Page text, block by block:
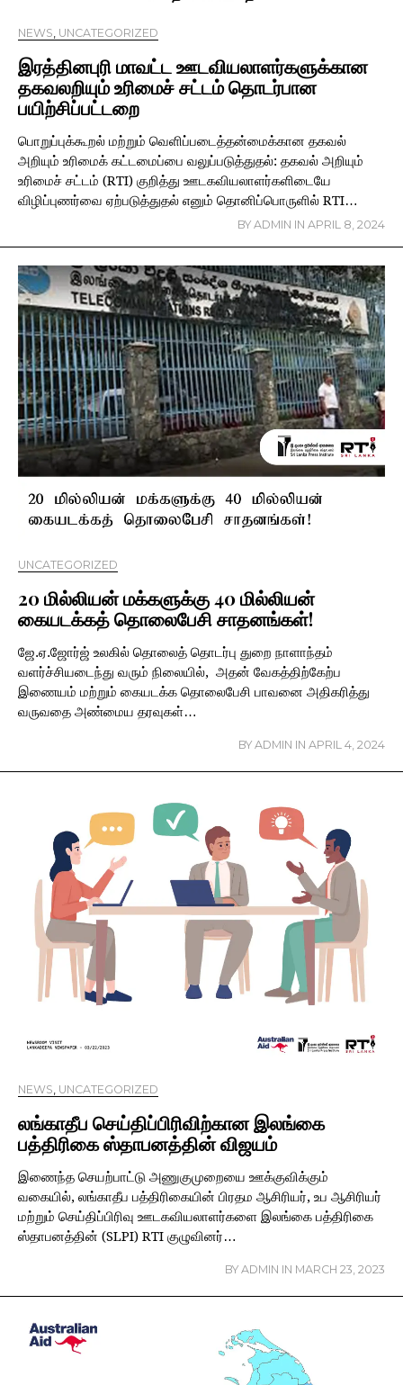
NEWS, UNCATEGORIZED
இரத்தினபுரி மாவட்ட ஊடவியலாளர்களுக்கான
தகவலறியும் உரிமைச் சட்டம் தொடர்பான
பயிற்சிப்பட்டறை
பொறுப்புக்கூறல் மற்றும் வெளிப்படைத்தன்மைக்கான தகவல்
அறியும் உரிமைக் கட்டமைப்பை வலுப்படுத்துதல்: தகவல் அறியும்
உரிமைச் சட்டம் (RTI) குறித்து ஊடகவியலாளர்களிடையே
விழிப்புணர்வை ஏற்படுத்துதல் எனும் தொனிப்பொருளில் RTI…
BY ADMIN IN APRIL 8, 2024
UNCATEGORIZED
20 மில்லியன் மக்களுக்கு 40 மில்லியன்
கையடக்கத் தொலைபேசி சாதனங்கள்!
ஜே.ஏ.ஜோர்ஜ் உலகில் தொலைத் தொடர்பு துறை நாளாந்தம்
வளர்ச்சியடைந்து வரும் நிலையில், அதன் வேகத்திற்கேற்ப
இணையம் மற்றும் கையடக்க தொலைபேசி பாவனை அதிகரித்து
வருவதை அண்மைய தரவுகள்…
BY ADMIN IN APRIL 4, 2024
NEWS, UNCATEGORIZED
லங்காதீப செய்திப்பிரிவிற்கான இலங்கை
பத்திரிகை ஸ்தாபனத்தின் விஜயம்
இணைந்த செயற்பாட்டு அணுகுமுறையை ஊக்குவிக்கும்
வகையில், லங்காதீப பத்திரிகையின் பிரதம ஆசிரியர், உப ஆசிரியர்
மற்றும் செய்திப்பிரிவு ஊடகவியலாளர்களை இலங்கை பத்திரிகை
ஸ்தாபனத்தின் (SLPI) RTI குழுவினர்…
BY ADMIN IN MARCH 23, 2023